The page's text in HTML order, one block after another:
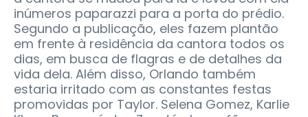
inúmeros paparazzi para a porta do prédio.
Segundo a publicação, eles fazem plantão
em frente à residência da cantora todos os
dias, em busca de flagras e de detalhes da
vida dela. Além disso, Orlando também
estaria irritado com as constantes festas
promovidas por Taylor. Selena Gomez, Karlie